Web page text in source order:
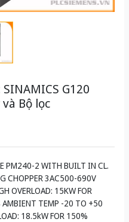
G120
Bộ lọc
PM240-2 WITH BUILT IN CL.
CHOPPER 3AC500-690V
OVERLOAD: 15KW FOR
TEMP -20 TO +50
18.5kW FOR 150%